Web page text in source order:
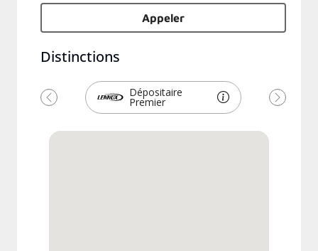
Appeler
Distinctions
Dépositaire
Premier
Précédent Suivant